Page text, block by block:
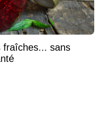
fraîches... sans